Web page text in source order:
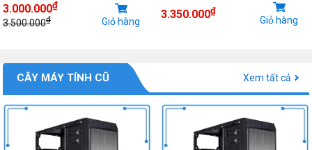
3.000.000₫
3.500.000₫ Giỏ hàng
3.350.000₫
Giỏ hàng
CÂY MÁY TÍNH CŨ Xem tất cả